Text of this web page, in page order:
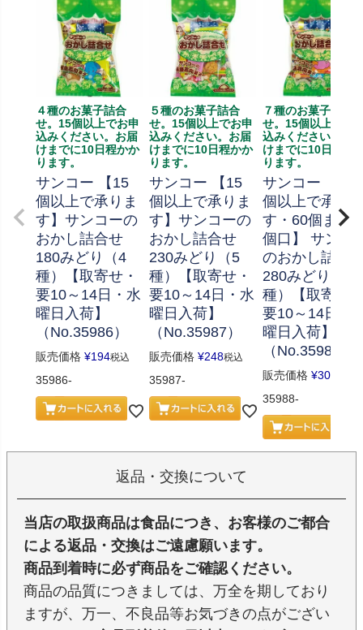
４種のお菓子詰合
せ。15個以上でお申
込みください。お届
けまでに10日程かか
ります。
サンコー 【15
個以上で承りま
す】サンコーの
おかし詰合せ
180みどり（4
種）【取寄せ・
要10～14日・水
曜日入荷】
（No.35986）
販売価格 ¥194税込
35986-
５種のお菓子詰合
せ。15個以上でお申
込みください。お届
けまでに10日程かか
ります。
サンコー 【15
個以上で承りま
す】サンコーの
おかし詰合せ
230みどり（5
種）【取寄せ・
要10～14日・水
曜日入荷】
（No.35987）
販売価格 ¥248税込
35987-
７種のお菓子詰合
せ。15個以上でお
込みください。お
けまでに10日程か
ります。
サンコー 【15
個以上で承り
す・60個まで
個口】 サンコ
のおかし詰合
280みどり（7
種）【取寄せ
要10～14日・
曜日入荷】
（No.35988）
販売価格 ¥302
35988-
返品・交換について
当店の取扱商品は食品につき、お客様のご都合
による返品・交換はご遠慮願います。
商品到着時に必ず商品をご確認ください。
商品の品質につきましては、万全を期しており
ますが、万一、不良品等お気づきの点がござい